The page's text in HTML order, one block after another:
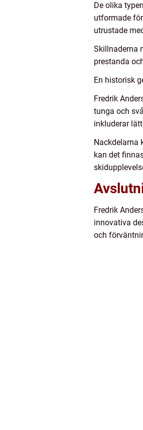
De olika
utformade
utrustade
Skillnaderna
prestanda
En historisk
Fredrik
tunga och
inkluderar
Nackdelarna
kan det
Fredrik
innovativa
och